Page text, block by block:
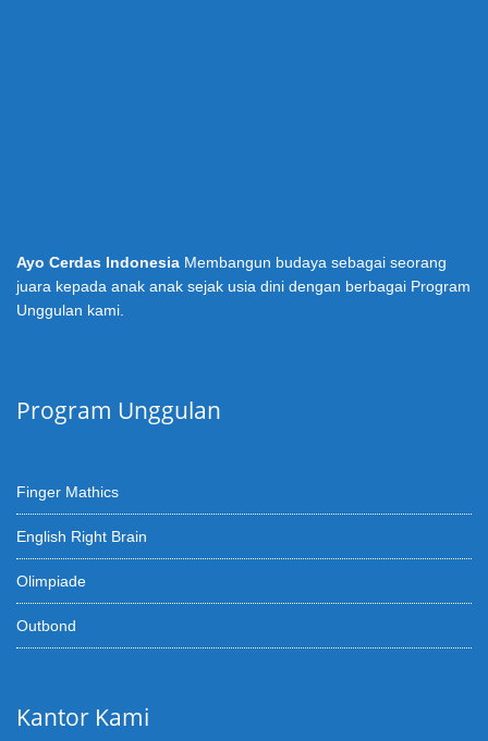
Ayo Cerdas Indonesia Membangun budaya sebagai seorang
juara kepada anak anak sejak usia dini dengan berbagai Program
Unggulan kami.
Program Unggulan
Finger Mathics
English Right Brain
Olimpiade
Outbond
Kantor Kami